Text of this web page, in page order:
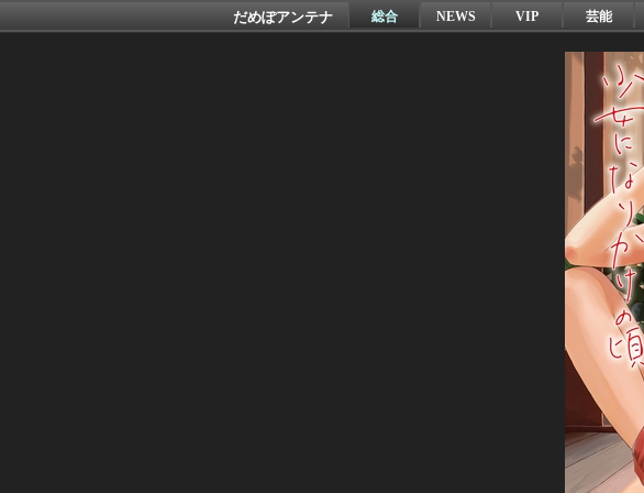
だめぽアンテナ 総合 NEWS VIP 芸能